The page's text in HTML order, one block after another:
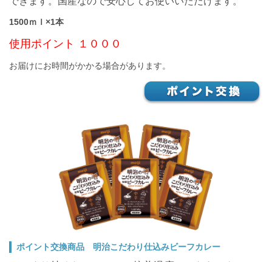
1500ｍｌ×1本
使用ポイント １０００
お届けにお時間がかかる場合があります。
ポイント交換商品 明治こだわり仕込みビーフカレー